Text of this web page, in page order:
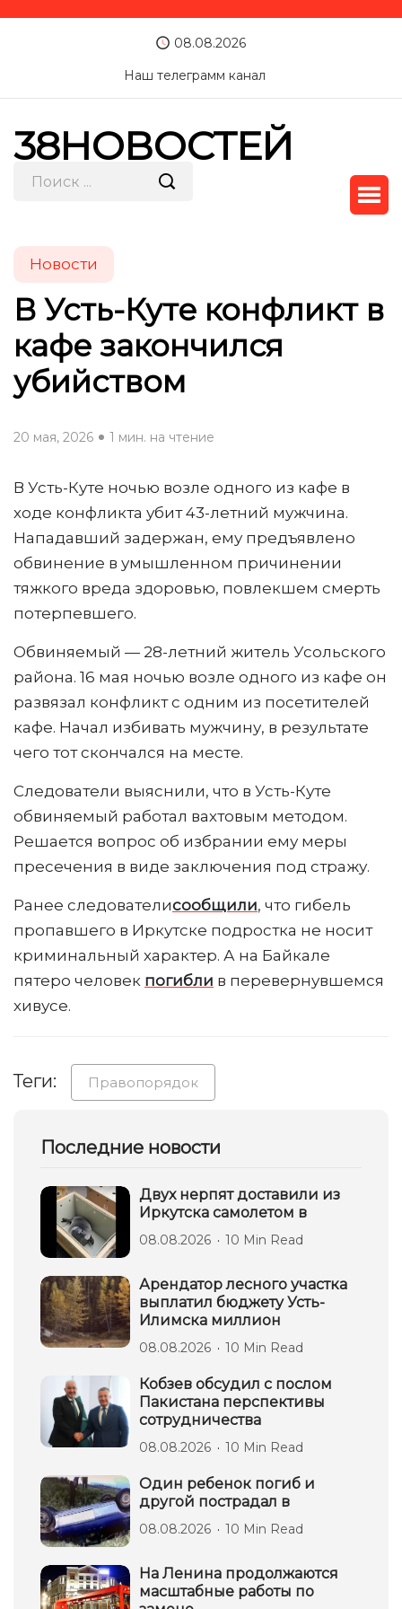
08.08.2026
Наш телеграмм канал
38НОВОСТЕЙ
Новости
В Усть-Куте конфликт в
кафе закончился
убийством
20 мая, 2026 1 мин. на чтение
В Усть-Куте ночью возле одного из кафе в
ходе конфликта убит 43-летний мужчина.
Нападавший задержан, ему предъявлено
обвинение в умышленном причинении
тяжкого вреда здоровью, повлекшем смерть
потерпевшего.
Обвиняемый — 28-летний житель Усольского
района. 16 мая ночью возле одного из кафе он
развязал конфликт с одним из посетителей
кафе. Начал избивать мужчину, в результате
чего тот скончался на месте.
Следователи выяснили, что в Усть-Куте
обвиняемый работал вахтовым методом.
Решается вопрос об избрании ему меры
пресечения в виде заключения под стражу.
Ранее следователисообщили, что гибель
пропавшего в Иркутске подростка не носит
криминальный характер. А на Байкале
пятеро человек погибли в перевернувшемся
хивусе.
Теги: Правопорядок
Последние новости
Двух нерпят доставили из
Иркутска самолетом в
08.08.2026 10 Min Read
Арендатор лесного участка
выплатил бюджету Усть-
Илимска миллион
08.08.2026 10 Min Read
Кобзев обсудил с послом
Пакистана перспективы
сотрудничества
08.08.2026 10 Min Read
Один ребенок погиб и
другой пострадал в
08.08.2026 10 Min Read
На Ленина продолжаются
масштабные работы по